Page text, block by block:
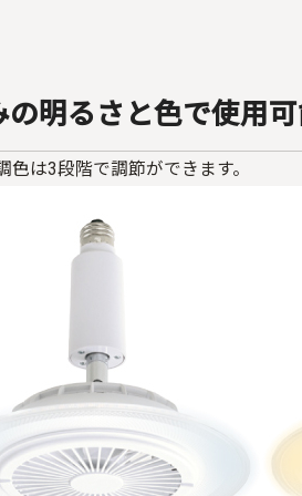
の明るさと色で使用
色は3段階で調節ができます。